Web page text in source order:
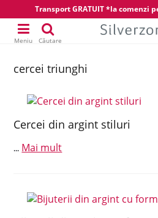
Transport GRATUIT *la comenzi
Meniu Căutare
cercei triunghi
Cercei din argint stiluri
... Mai mult